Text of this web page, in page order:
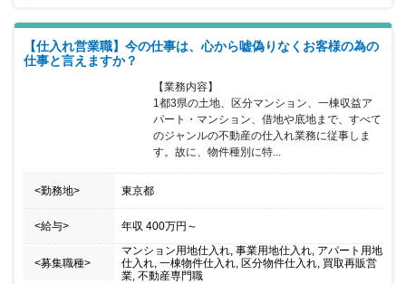
【仕入れ営業職】今の仕事は、心から嘘偽りなくお客様の為の
仕事と言えますか？
【業務内容】
1都3県の土地、区分マンション、一棟収益ア
パート・マンション、借地や底地まで、すべて
のジャンルの不動産の仕入れ業務に従事しま
す。故に、物件種別に特...
<勤務地> 東京都
<給与> 年収 400万円 ～
<募集職種>
マンション用地仕入れ, 事業用地仕入れ, アパート用地
仕入れ, 一棟物件仕入れ, 区分物件仕入れ, 買取再販営
業, 不動産専門職